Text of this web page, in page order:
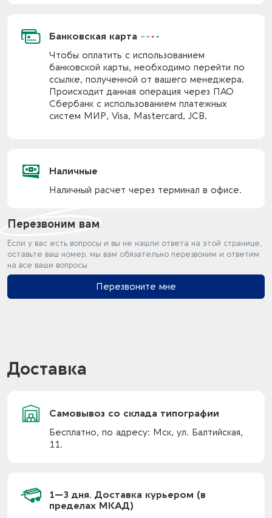
Банковская карта
Чтобы оплатить с использованием
банковской карты, необходимо перейти по
ссылке, полученной от вашего менеджера.
Происходит данная операция через ПАО
Сбербанк с использованием платежных
систем МИР, Visa, Mastercard, JCB.
Наличные
Наличный расчет через терминал в офисе.
Перезвоним вам
Если у вас есть вопросы и вы не нашли ответа на этой странице,
оставьте ваш номер, мы вам обязательно перезвоним и ответим
на все ваши вопросы.
Перезвоните мне
Доставка
Самовывоз со склада типографии
Бесплатно, по адресу: Мск, ул. Балтийская,
11.
1—3 дня. Доставка курьером (в
пределах МКАД)